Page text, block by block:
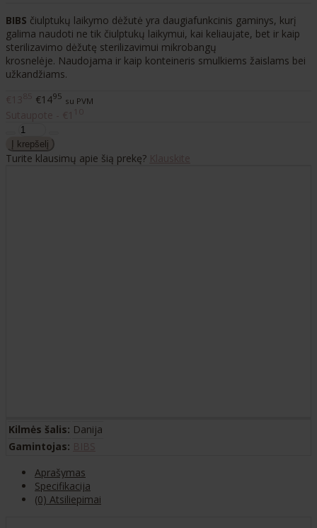
BIBS čiulptukų laikymo dėžutė yra daugiafunkcinis gaminys, kurį
galima naudoti ne tik čiulptukų laikymui, kai keliaujate, bet ir kaip
sterilizavimo dėžutę sterilizavimui mikrobangų
krosnelėje. Naudojama ir kaip konteineris smulkiems žaislams bei
užkandžiams.
€1495 su PVM
Turite klausimų apie šią prekę?
Kilmės šalis: Danija
Gamintojas:
Aprašymas
Specifikacija
(0) Atsiliepimai